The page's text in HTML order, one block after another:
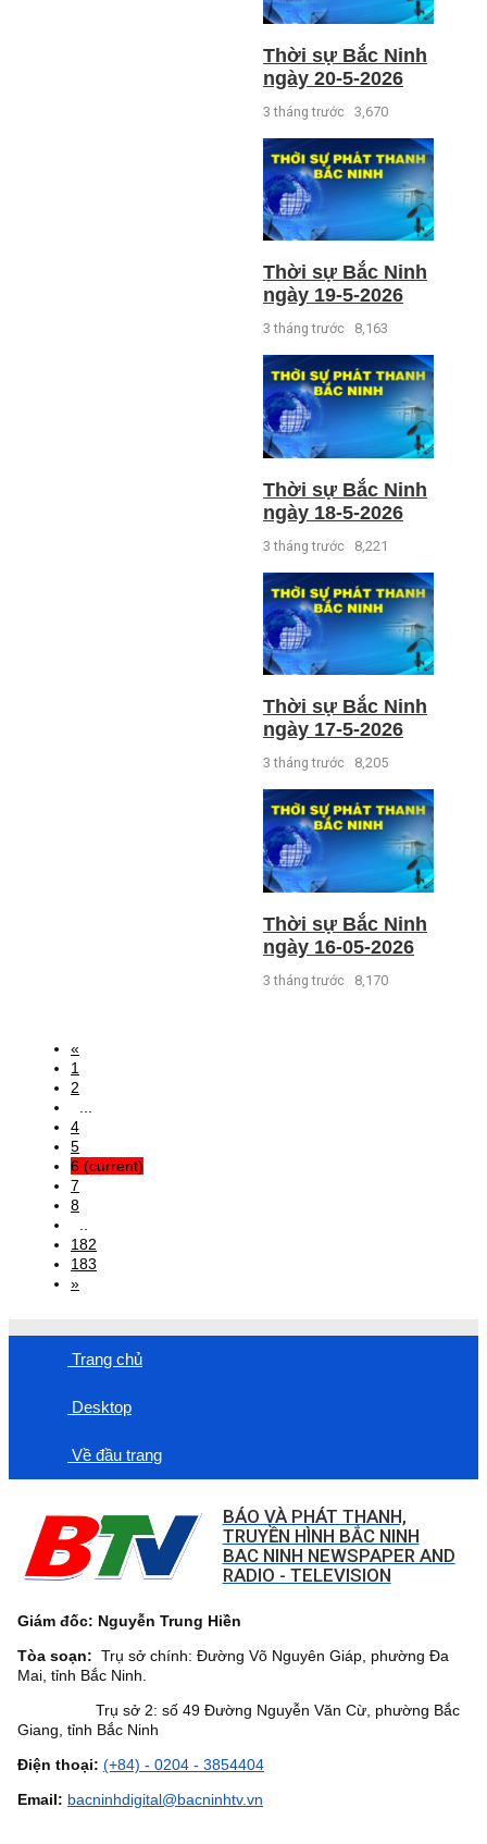
Thời sự Bắc Ninh
ngày 20-5-2026
3 tháng trước 3,670
Thời sự Bắc Ninh
ngày 19-5-2026
3 tháng trước 8,163
Thời sự Bắc Ninh
ngày 18-5-2026
3 tháng trước 8,221
Thời sự Bắc Ninh
ngày 17-5-2026
3 tháng trước 8,205
Thời sự Bắc Ninh
ngày 16-05-2026
3 tháng trước 8,170
«
1
2
4
5
6 (current)
7
8
182
183
»
Trang chủ
Desktop
Về đầu trang
BÁO VÀ PHÁT THANH,
TRUYỀN HÌNH BẮC NINH
BAC NINH NEWSPAPER AND
RADIO - TELEVISION
Giám đốc: Nguyễn Trung Hiền
Tòa soạn: Trụ sở chính: Đường Võ Nguyên Giáp, phường Đa
Mai, tỉnh Bắc Ninh.
Trụ sở 2: số 49 Đường Nguyễn Văn Cừ, phường Bắc
Giang, tỉnh Bắc Ninh
Điện thoại: (+84) - 0204 - 3854404
Email: bacninhdigital@bacninhtv.vn